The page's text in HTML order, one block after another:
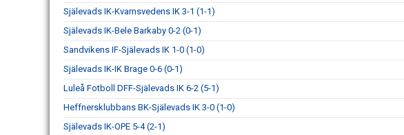
Själevads IK-Kvarnsvedens IK 3-1 (1-1)
Själevads IK-Bele Barkaby 0-2 (0-1)
Sandvikens IF-Själevads IK 1-0 (1-0)
Själevads IK-IK Brage 0-6 (0-1)
Luleå Fotboll DFF-Själevads IK 6-2 (5-1)
Heffnersklubbans BK-Själevads IK 3-0 (1-0)
Själevads IK-OPE 5-4 (2-1)